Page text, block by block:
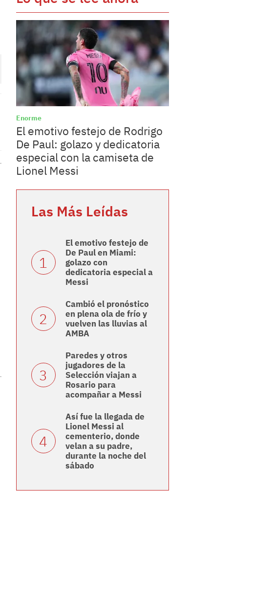
Enorme
El emotivo festejo de Rodrigo
De Paul: golazo y dedicatoria
especial con la camiseta de
Lionel Messi
Las Más Leídas
El emotivo festejo de
De Paul en Miami:
golazo con
dedicatoria especial a
Messi
Cambió el pronóstico
en plena ola de frío y
vuelven las lluvias al
AMBA
Paredes y otros
jugadores de la
Selección viajan a
Rosario para
acompañar a Messi
Así fue la llegada de
Lionel Messi al
cementerio, donde
velan a su padre,
durante la noche del
sábado